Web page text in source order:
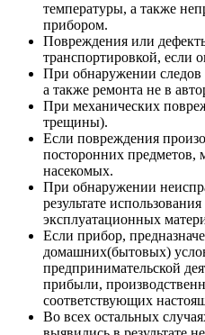
температуры, а также
прибором.
Повреждения или
транспортировкой, если
При обнаружении следов
а также ремонта не в
При механических
трещины).
Если повреждения
посторонних предметов,
насекомых.
При обнаружении
результате
эксплуатационных
Если прибор,
домашних(бытовых)
предпринимательской
прибыли,
соответствующих
Во всех остальных